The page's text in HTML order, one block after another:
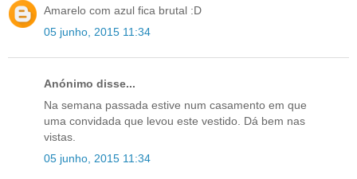
Amarelo com azul fica brutal :D
05 junho, 2015 11:34
Anónimo disse...
Na semana passada estive num casamento em que
uma convidada que levou este vestido. Dá bem nas
vistas.
05 junho, 2015 11:34